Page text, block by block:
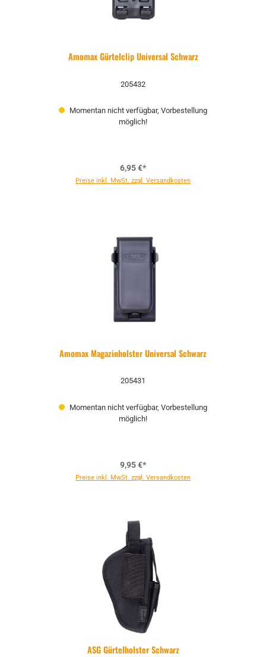
Amomax Gürtelclip Universal Schwarz
205432
Momentan nicht verfügbar, Vorbestellung
möglich!
6,95 €*
Preise inkl. MwSt. zzgl. Versandkosten
Amomax Magazinholster Universal Schwarz
205431
Momentan nicht verfügbar, Vorbestellung
möglich!
9,95 €*
Preise inkl. MwSt. zzgl. Versandkosten
ASG Gürtelholster Schwarz